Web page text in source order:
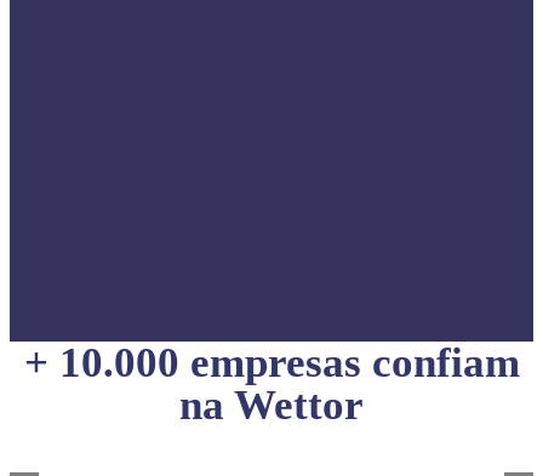
+ 10.000 empresas confiam
na Wettor